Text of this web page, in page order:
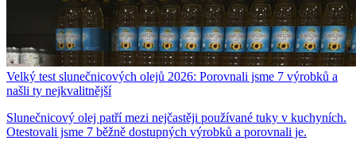
Velký test slunečnicových olejů 2026: Porovnali jsme 7 výrobků a
našli ty nejkvalitnější
Slunečnicový olej patří mezi nejčastěji používané tuky v kuchyních.
Otestovali jsme 7 běžně dostupných výrobků a porovnali je.